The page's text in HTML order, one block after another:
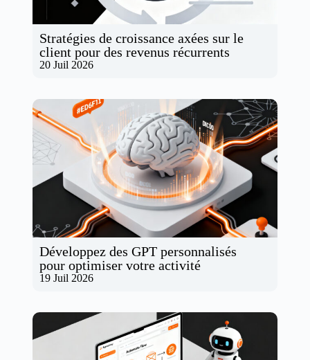
Stratégies de croissance axées sur le
client pour des revenus récurrents
20 Juil 2026
Développez des GPT personnalisés
pour optimiser votre activité
19 Juil 2026